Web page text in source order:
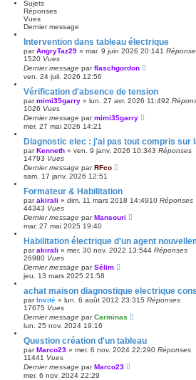
Sujets
Réponses
Vues
Dernier message
Intervention dans tableau électrique
parAngryTaz29 » mar. 9 juin 2026 20:141
1520 Vues
Dernier message parflaschgordon
ven. 24 juil. 2026 12:56
Vérification d'absence de tension
parmimi35garry » lun. 27 avr. 2026 11:492
1026 Vues
Dernier message parmimi35garry
mer. 27 mai 2026 14:21
Diagnostic elec : j'ai pas tout compris sur
parKenneth » ven. 9 janv. 2026 10:343 Réponses
14793 Vues
Dernier message parRFco
sam. 17 janv. 2026 12:51
Formateur & Habilitation
parakirali » dim. 11 mars 2018 14:4910 Réponses
44343 Vues
Dernier message parMansouri
mar. 27 mai 2025 19:40
Habilitation électrique d'un agent
parakirali » mer. 30 nov. 2022 13:544 Réponses
26980 Vues
Dernier message parSélim
jeu. 13 mars 2025 21:58
achat maison diagnostique electrique
parInvité » lun. 6 août 2012 23:315 Réponses
17675 Vues
Dernier message parCarminas
lun. 25 nov. 2024 19:16
Question création d'un tableau
parMarco23 » mer. 6 nov. 2024 22:290 Réponses
11441 Vues
Dernier message parMarco23
mer. 6 nov. 2024 22:29